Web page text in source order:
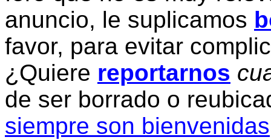
anuncio, le suplicamos
favor, para evitar
¿Quiere reportarnos
de ser borrado o
siempre son bienvenidas